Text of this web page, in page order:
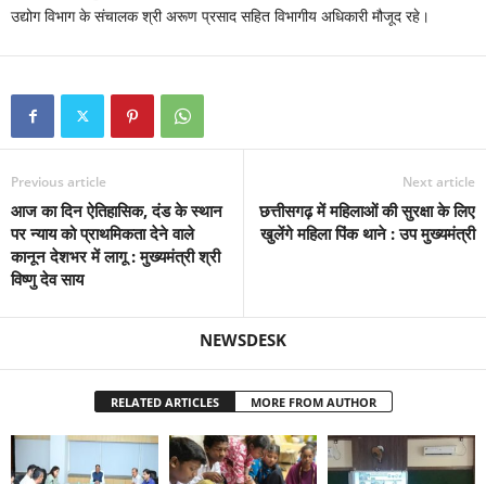
उद्योग विभाग के संचालक श्री अरूण प्रसाद सहित विभागीय अधिकारी मौजूद रहे।
Previous article
आज का दिन ऐतिहासिक, दंड के स्थान
पर न्याय को प्राथमिकता देने वाले
कानून देशभर में लागू : मुख्यमंत्री श्री
विष्णु देव साय
Next article
छत्तीसगढ़ में महिलाओं की सुरक्षा के लिए
खुलेंगे महिला पिंक थाने : उप मुख्यमंत्री
NEWSDESK
RELATED ARTICLES MORE FROM AUTHOR